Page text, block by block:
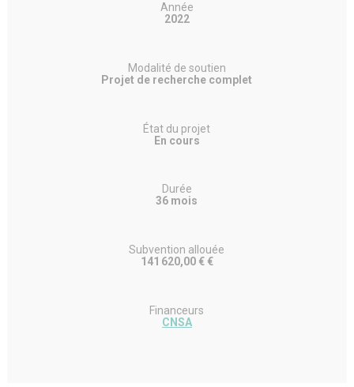
Année
2022
Modalité de soutien
Projet de recherche complet
État du projet
En cours
Durée
36 mois
Subvention allouée
141 620,00 € €
Financeurs
CNSA